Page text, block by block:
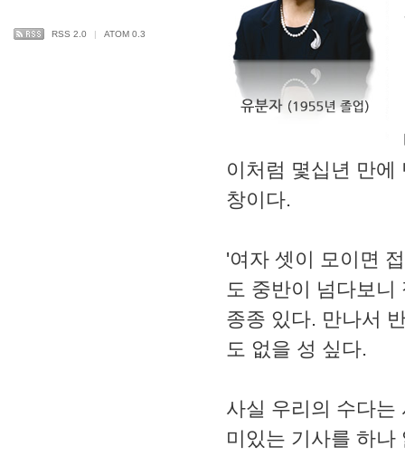
RSS 2.0 | ATOM 0.3
이처럼 몇십년 만
창이다.
'여자 셋이 모이면
도 중반이 넘다보니
종종 있다. 만나서
도 없을 성 싶다.
사실 우리의 수다는
미있는 기사를 하나